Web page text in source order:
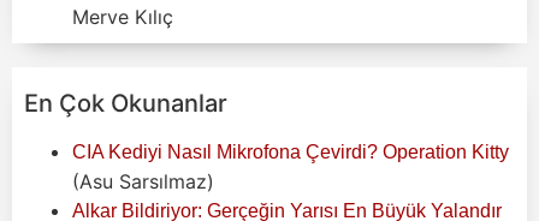
Merve Kılıç
En Çok Okunanlar
CIA Kediyi Nasıl Mikrofona Çevirdi? Operation Kitty
(Asu Sarsılmaz)
Alkar Bildiriyor: Gerçeğin Yarısı En Büyük Yalandır